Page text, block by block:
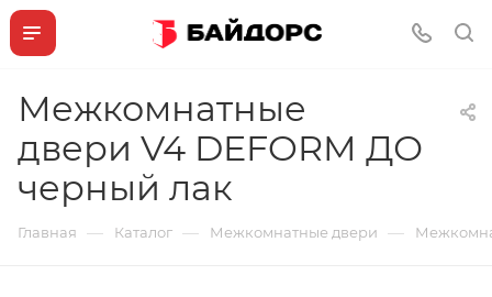
Межкомнатные
двери V4 DEFORM ДО
черный лак
Главная — Каталог — Межкомнатные двери —